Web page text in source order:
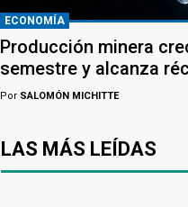
ECONOMÍA
Producción minera
semestre y alcanza
Por SALOMÓN MICHITTE
LAS MÁS LEÍDAS